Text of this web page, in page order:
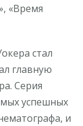
«Время
стал
главную
Серия
успешных
и